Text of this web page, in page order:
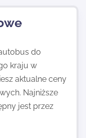
do
kraju w
aktualne ceny
Najniższe
jest przez